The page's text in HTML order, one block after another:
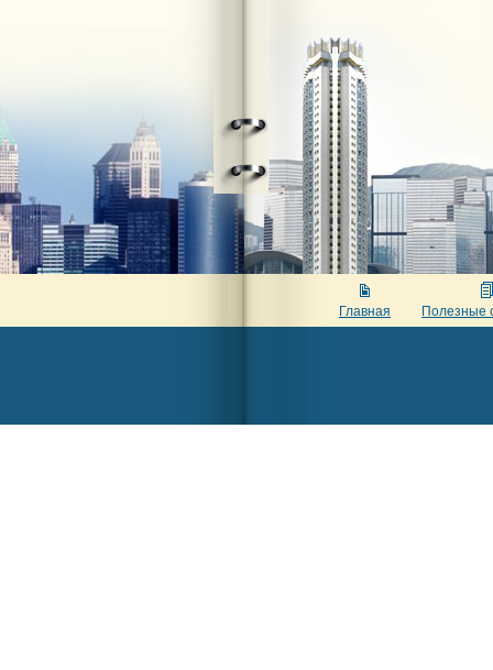
Главная Полезные